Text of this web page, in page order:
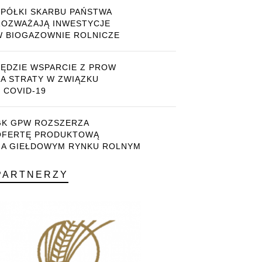
SKARBU PAŃSTWA
INWESTYCJE
BIOGAZOWNIE ROLNICZE
WSPARCIE Z PROW
STRATY W ZWIĄZKU
COVID-19
GPW ROZSZERZA
PRODUKTOWĄ
GIEŁDOWYM RYNKU ROLNYM